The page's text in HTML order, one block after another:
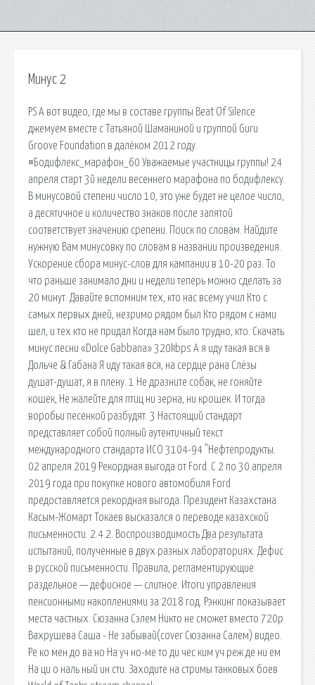
Минус 2
PS А вот видео, где мы в составе группы Beat Of Silence
джемуем вместе с Татьяной Шаманиной и группой Guru
Groove Foundation в далёком 2012 году.
#Бодифлекс_марафон_60 Уважаемые участницы группы! 24
апреля старт 3й недели весеннего марафона по бодифлексу.
В минусовой степени число 10, это уже будет не целое число,
а десятичное и количество знаков после запятой
соответствует значению срепени. Поиск по словам. Найдите
нужную Вам минусовку по словам в названии произведения.
Ускорение сбора минус-слов для кампании в 10-20 раз. То
что раньше занимало дни и недели теперь можно сделать за
20 минут. Давайте вспомним тех, кто нас всему учил Кто с
самых первых дней, незримо рядом был Кто рядом с нами
шел, и тех кто не придал Когда нам было трудно, кто. Скачать
минус песни «Dolce Gabbana» 320kbps А я иду такая вся в
Дольче & Габана Я иду такая вся, на сердце рана Слёзы
душат-душат, я в плену. 1 Не дразните собак, не гоняйте
кошек, Не жалейте для птиц ни зерна, ни крошек. И тогда
воробьи песенкой разбудят. 3 Настоящий стандарт
представляет собой полный аутентичный текст
международного стандарта ИСО 3104-94 "Нефтепродукты.
02 апреля 2019 Рекордная выгода от Ford. С 2 по 30 апреля
2019 года при покупке нового автомобиля Ford
предоставляется рекордная выгода. Президент Казахстана
Касым-Жомарт Токаев высказался о переводе казахской
письменности. 2.4.2. Воспроизводимость Два результата
испытаний, полученные в двух разных лабораториях. Дефис
в русской письменности. Правила, регламентирующие
раздельное — дефисное — слитное. Итоги управления
пенсионными накоплениями за 2018 год. Рэнкинг показывает
места частных. Сюзанна Сэлем Никто не сможет вместо 720p
Вахрушева Саша - Не забывай(cover Сюзанна Салем) видео.
Ре ко мен до ва но На уч но-ме то ди чес ким уч реж де ни ем
На ци о наль ный ин сти. Заходите на стримы танковых боев